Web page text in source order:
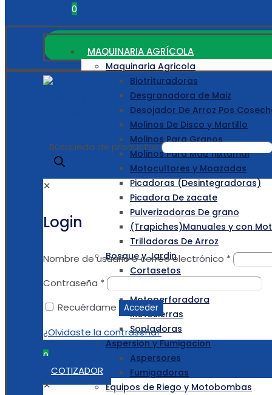
0
MAQUINARIA AGRÍCOLA
Maquinaria Agricola
Biotrituradoras
Desgranadora de Maiz
Desojador De Arroz Pos
Molinos De Disco y Martillo
Molinos Para Granos
Molinos Para Maiz nixtamal
Motocultores y Moazadas
Picadoras (Desintegradoras)
Picadora De zacate
Pulverizadoras De grano
(Trapiches)Manuales y con
Trilladoras De Arroz
Bosque y Jardin
Cortasetos
Motoperforadora
Motosierras
Sopladoras
Aspersion y Fumigacion
Aspersores
Fumigadoras
Equipos de Riego y Motobombas
Búsqueda de productos
✕
Login
Nombre de usuario o correo electrónico *
Contraseña *
Recuérdame
Acceder
¿Olvidaste la contraseña?
0
COTIZADOR
✕